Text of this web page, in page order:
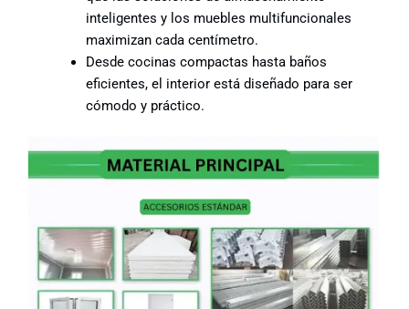
inteligentes y los muebles multifuncionales
maximizan cada centímetro.
Desde cocinas compactas hasta baños
eficientes, el interior está diseñado para ser
cómodo y práctico.